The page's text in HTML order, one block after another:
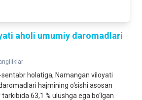
aholi umumiy daromadlari
holatiga, Namangan viloyati
hajmining o‘sishi asosan
63,1 % ulushga ega bo‘lgan